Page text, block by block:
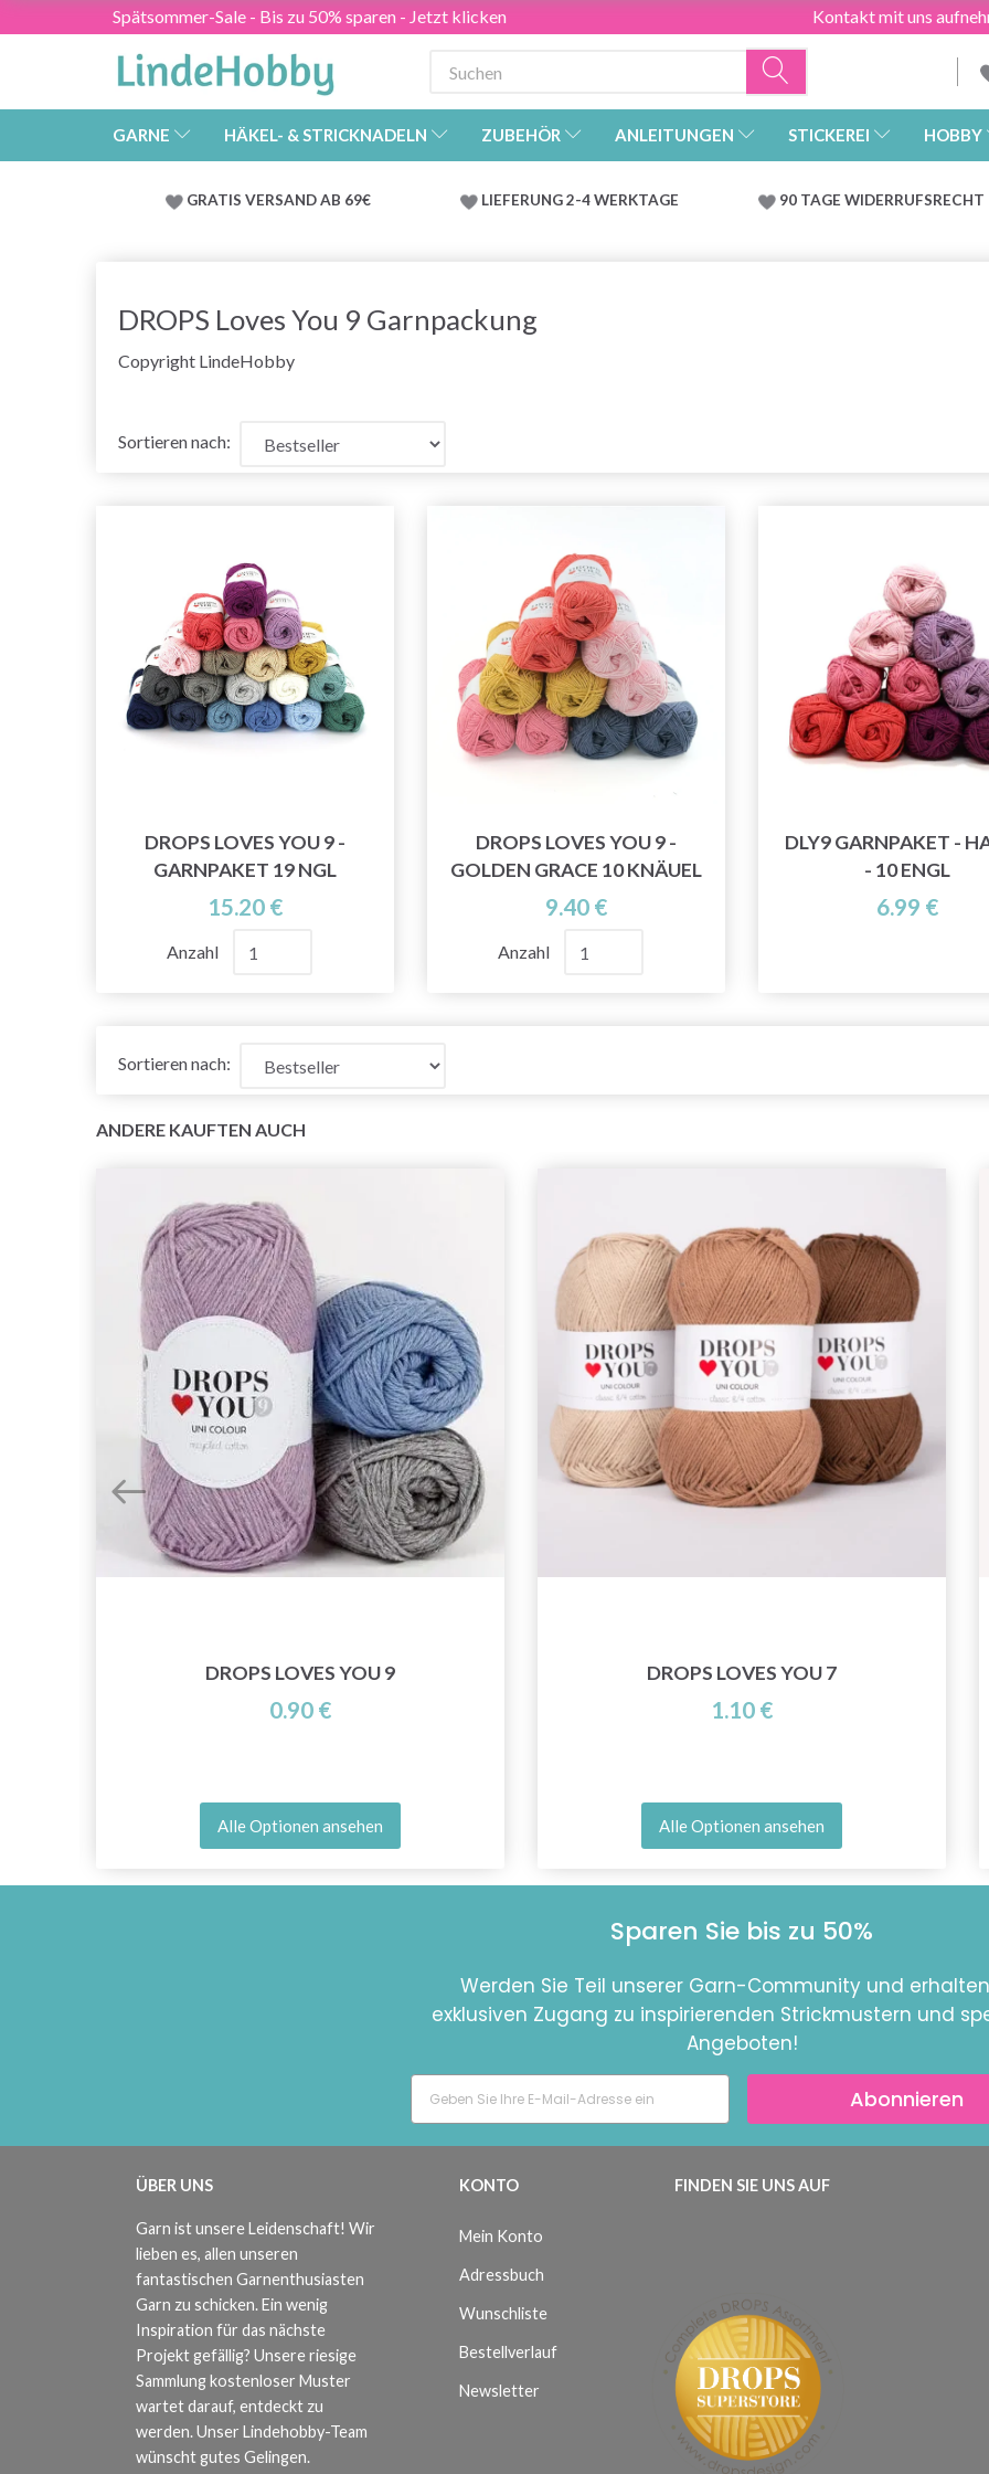
Spätsommer-Sale - Bis zu 50% sparen - Jetzt klicken Kontakt mit uns
GARNE HÄKEL- & STRICKNADELN ZUBEHÖR ANLEITUNGEN STICKEREI HOBBY
GRATIS VERSAND AB 69€ LIEFERUNG 2-4 WERKTAGE 90 TAGE WIDERRUFSRECHT
DROPS Loves You 9 Garnpackung
Copyright LindeHobby
Sortieren nach:
DROPS LOVES YOU 9 -
GARNPAKET 19 NGL
15.20 €
Anzahl
DROPS LOVES YOU 9 -
GOLDEN GRACE 10 KNÄUEL
9.40 €
Anzahl
DLY9 GARNPAKET -
- 10 ENGL
6.99 €
Sortieren nach:
ANDERE KAUFTEN AUCH
DROPS LOVES YOU 9
0.90 €
Alle Optionen ansehen
DROPS LOVES YOU 7
1.10 €
Alle Optionen ansehen
Sparen Sie bis zu 50%
Werden Sie Teil unserer Garn-Community und
exklusiven Zugang zu inspirierenden Strickmustern und
Angeboten!
Abonnieren
ÜBER UNS
Garn ist unsere Leidenschaft! Wir
lieben es, allen unseren
fantastischen Garnenthusiasten
Garn zu schicken. Ein wenig
Inspiration für das nächste
Projekt gefällig? Unsere riesige
Sammlung kostenloser Muster
wartet darauf, entdeckt zu
werden. Unser Lindehobby-Team
wünscht gutes Gelingen.
KONTO
Mein Konto
Adressbuch
Wunschliste
Bestellverlauf
Newsletter
FINDEN SIE UNS AUF